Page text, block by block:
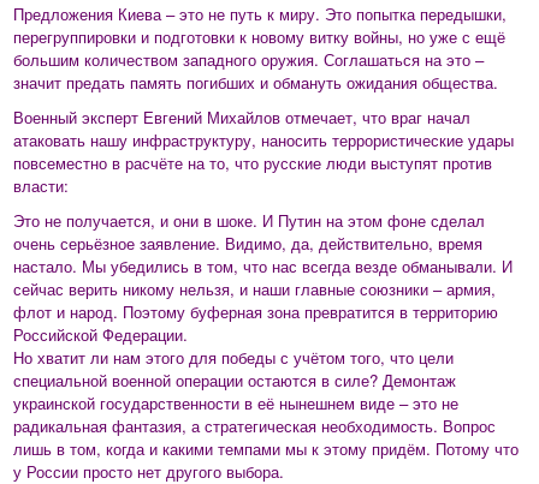
Предложения Киева – это не путь к миру. Это попытка передышки,
перегруппировки и подготовки к новому витку войны, но уже с ещё
большим количеством западного оружия. Соглашаться на это –
значит предать память погибших и обмануть ожидания общества.
Военный эксперт Евгений Михайлов отмечает, что враг начал
атаковать нашу инфраструктуру, наносить террористические удары
повсеместно в расчёте на то, что русские люди выступят против
власти:
Это не получается, и они в шоке. И Путин на этом фоне сделал
очень серьёзное заявление. Видимо, да, действительно, время
настало. Мы убедились в том, что нас всегда везде обманывали. И
сейчас верить никому нельзя, и наши главные союзники – армия,
флот и народ. Поэтому буферная зона превратится в территорию
Российской Федерации.
Но хватит ли нам этого для победы с учётом того, что цели
специальной военной операции остаются в силе? Демонтаж
украинской государственности в её нынешнем виде – это не
радикальная фантазия, а стратегическая необходимость. Вопрос
лишь в том, когда и какими темпами мы к этому придём. Потому что
у России просто нет другого выбора.